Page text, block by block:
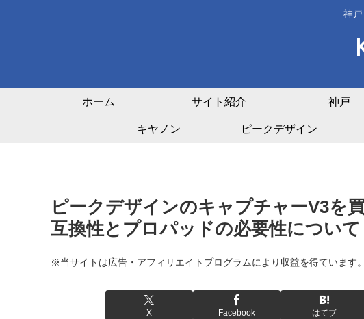
神
ホーム サイト紹介 神戸
キヤノン ピークデザイン
ピークデザインのキャプチャーV3を
互換性とプロパッドの必要性について
※当サイトは広告・アフィリエイトプログラムにより収益を得ています。
X Facebook はてブ